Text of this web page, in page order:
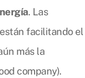
. Las
facilitando el
más la
company).